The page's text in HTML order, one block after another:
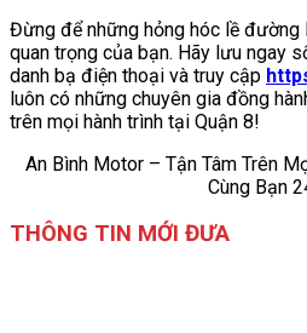
Đừng để những hỏng hóc lề đường
quan trọng của bạn. Hãy lưu ngay
danh bạ điện thoại và truy cập
luôn có những chuyên gia đồng
trên mọi hành trình tại Quận 8!
An Bình Motor – Tận Tâm Trên
Cùng Bạn
THÔNG TIN MỚI ĐƯA